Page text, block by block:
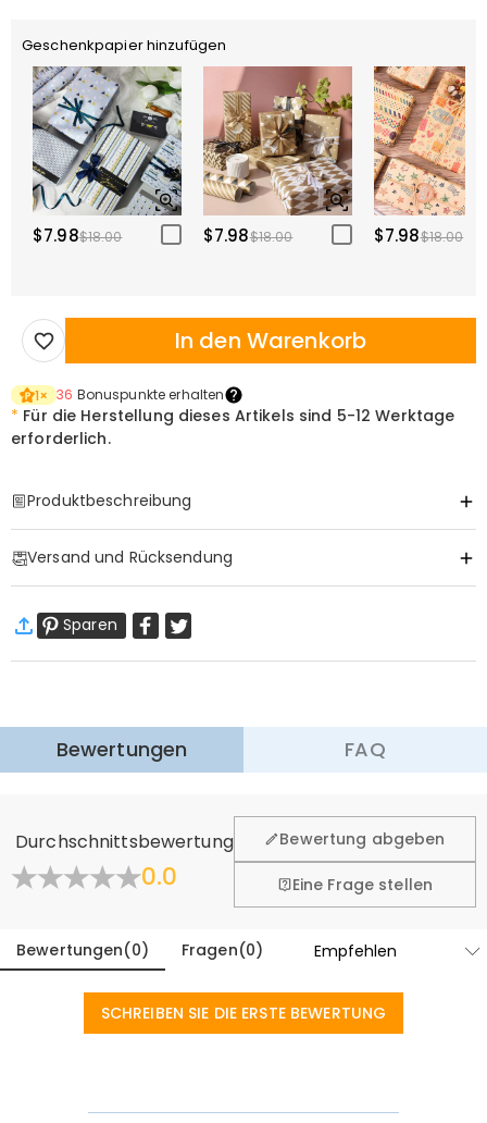
Geschenkpapier hinzufügen
$7.98$18.00 $7.98$18.00 $7.98$18.00
In den Warenkorb
1× 36 Bonuspunkte erhalten
* Für die Herstellung dieses Artikels sind 5-12 Werktage
erforderlich.
Produktbeschreibung
Versand und Rücksendung
Standardversand
9-18
Arbeitstage
Mehr erfahren
fühlen. Deshalb bieten wir Ihnen 60 Tage Rückgaberecht.
Sparen
Bewertungen FAQ
Durchschnittsbewertung
0.0
Bewertung abgeben
Eine Frage stellen
Bewertungen(0) Fragen(0)
SCHREIBEN SIE DIE ERSTE BEWERTUNG